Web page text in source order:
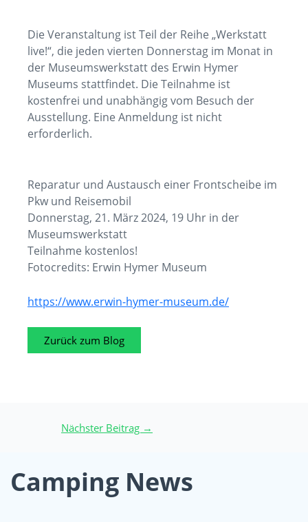
Die Veranstaltung ist Teil der Reihe „Werkstatt
live!“, die jeden vierten Donnerstag im Monat in
der Museumswerkstatt des Erwin Hymer
Museums stattfindet. Die Teilnahme ist
kostenfrei und unabhängig vom Besuch der
Ausstellung. Eine Anmeldung ist nicht
erforderlich.
Reparatur und Austausch einer Frontscheibe im
Pkw und Reisemobil
Donnerstag, 21. März 2024, 19 Uhr in der
Museumswerkstatt
Teilnahme kostenlos!
Fotocredits: Erwin Hymer Museum
https://www.erwin-hymer-museum.de/
Zurück zum Blog
Nächster Beitrag →
Camping News